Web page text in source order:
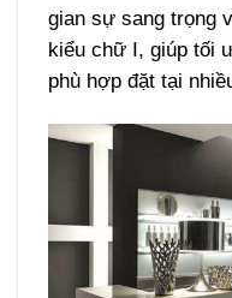
gian sự sang trọng
kiểu chữ I, giúp tối
phù hợp đặt tại